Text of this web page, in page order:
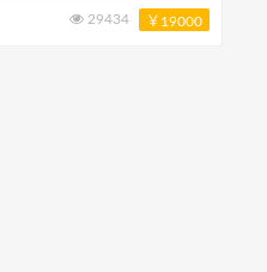
29434 ￥19000